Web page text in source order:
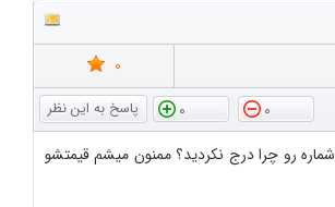
0
0
0
رو چرا درج نکردید؟ ممنون میشم قیمتشو